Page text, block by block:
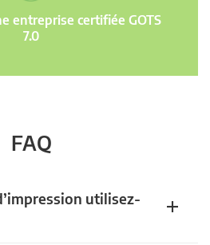
entreprise certifiée GOTS
7.0
FAQ
utilisez-